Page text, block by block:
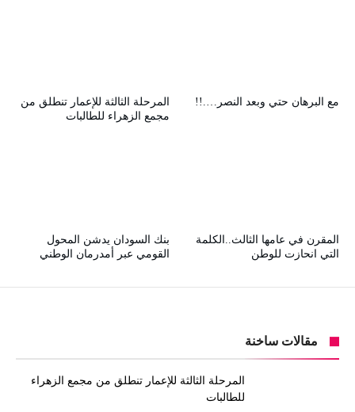
المرحلة الثالثة للإعمار تنطلق من
مجمع الزهراء للطالبات
مع البرهان حتي وبعد النصر….!!
بنك السودان يدشن المحول
القومي عبر أمدرمان الوطني
المقرن في عامها الثالث..الكلمة
التي انحازت للوطن
مقالات ساخنة
المرحلة الثالثة للإعمار تنطلق من مجمع الزهراء
للطالبات